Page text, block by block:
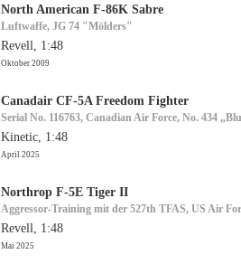
North American F-86K Sabre
Luftwaffe, JG 74 "Mölders"
Revell, 1:48
Oktober 2009
Canadair CF-5A Freedom Fighter
Serial No. 116763, Canadian Air Force, No. 434
Kinetic, 1:48
April 2025
Northrop F-5E Tiger II
Aggressor-Training mit der 527th TFAS, US Air
Revell, 1:48
Mai 2025